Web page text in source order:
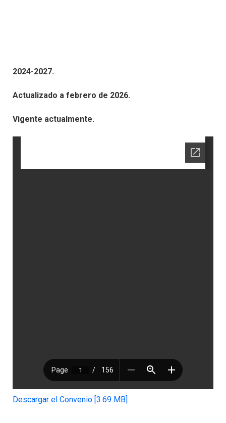
2024-2027.
Actualizado a febrero de 2026.
Vigente actualmente.
Descargar el Convenio [3.69 MB]